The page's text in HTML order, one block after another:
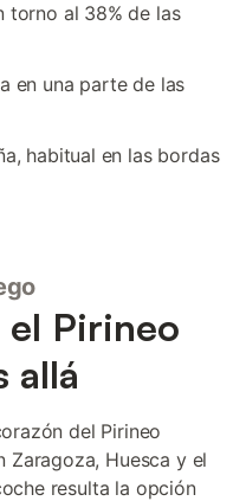
torno al 38% de las
en una parte de las
habitual en las bordas
el Pirineo
allá
del Pirineo
Zaragoza, Huesca y el
resulta la opción